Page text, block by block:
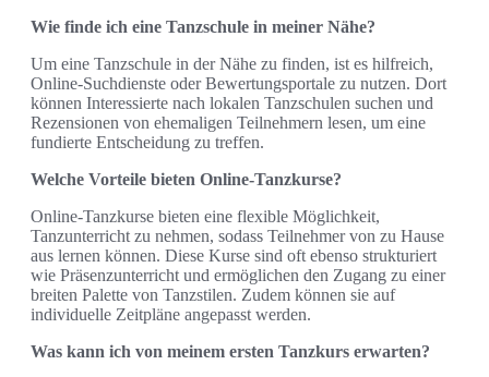
Wie finde ich eine Tanzschule in meiner Nähe?
Um eine Tanzschule in der Nähe zu finden, ist es hilfreich,
Online-Suchdienste oder Bewertungsportale zu nutzen. Dort
können Interessierte nach lokalen Tanzschulen suchen und
Rezensionen von ehemaligen Teilnehmern lesen, um eine
fundierte Entscheidung zu treffen.
Welche Vorteile bieten Online-Tanzkurse?
Online-Tanzkurse bieten eine flexible Möglichkeit,
Tanzunterricht zu nehmen, sodass Teilnehmer von zu Hause
aus lernen können. Diese Kurse sind oft ebenso strukturiert
wie Präsenzunterricht und ermöglichen den Zugang zu einer
breiten Palette von Tanzstilen. Zudem können sie auf
individuelle Zeitpläne angepasst werden.
Was kann ich von meinem ersten Tanzkurs erwarten?